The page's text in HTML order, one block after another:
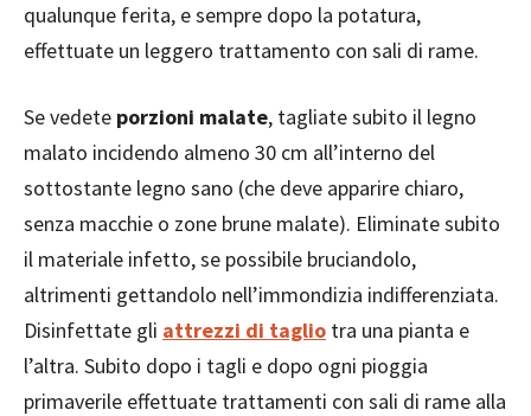
qualunque ferita, e sempre dopo la potatura,
effettuate un leggero trattamento con sali di rame.
Se vedete porzioni malate, tagliate subito il legno
malato incidendo almeno 30 cm all’interno del
sottostante legno sano (che deve apparire chiaro,
senza macchie o zone brune malate). Eliminate subito
il materiale infetto, se possibile bruciandolo,
altrimenti gettandolo nell’immondizia indifferenziata.
Disinfettate gli attrezzi di taglio tra una pianta e
l’altra. Subito dopo i tagli e dopo ogni pioggia
primaverile effettuate trattamenti con sali di rame alla